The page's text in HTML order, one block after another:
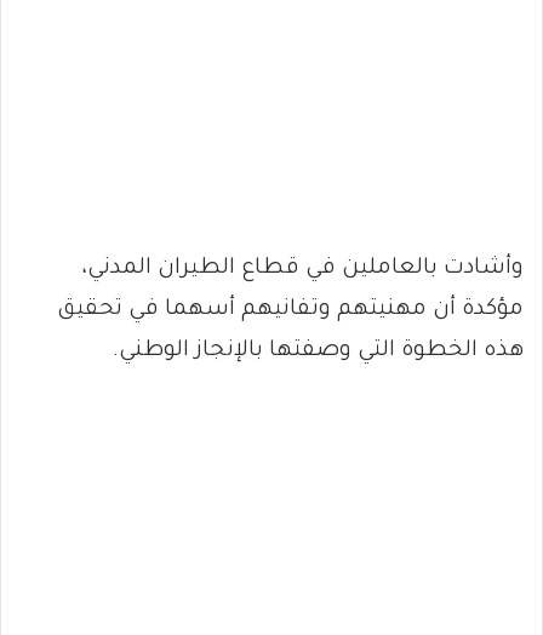
وأشادت بالعاملين في قطاع الطيران المدني،
مؤكدة أن مهنيتهم وتفانيهم أسهما في تحقيق
هذه الخطوة التي وصفتها بالإنجاز الوطني.